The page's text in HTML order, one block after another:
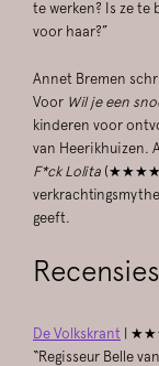
te werken? Is ze te
voor haar?”
Annet Bremen
Voor Wil je een
kinderen voor
van Heerikhuizen.
F*ck Lolita
geeft.
Recensies
De Volkskrant |
“Regisseur Belle